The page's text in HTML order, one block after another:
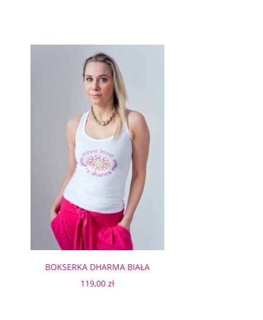
BOKSERKA DHARMA BIAŁA
119,00 zł